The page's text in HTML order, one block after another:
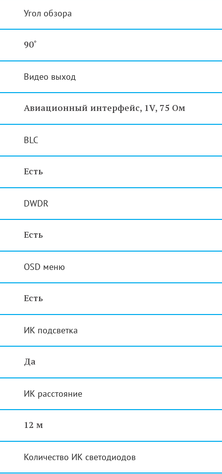
Угол обзора
90˚
Видео выход
Авиационный интерфейс, 1V, 75 Ом
BLC
Есть
DWDR
Есть
OSD меню
Есть
ИК подсветка
Да
ИК расстояние
12 м
Количество ИК светодиодов